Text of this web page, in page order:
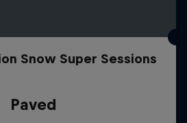
Snow Super Sessions
Paved